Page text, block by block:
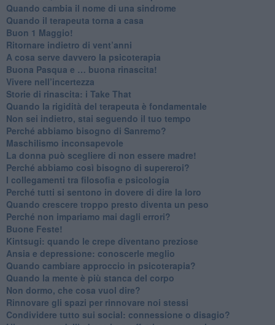
​Quando cambia il nome di una sindrome
​Quando il terapeuta torna a casa
​Buon 1 Maggio!
Ritornare indietro di vent’anni
​A cosa serve davvero la psicoterapia
​Buona Pasqua e … buona rinascita!
​Vivere nell’incertezza
​Storie di rinascita: i Take That
​Quando la rigidità del terapeuta è fondamentale
​Non sei indietro, stai seguendo il tuo tempo
​Perché abbiamo bisogno di Sanremo?
​Maschilismo inconsapevole
​La donna può scegliere di non essere madre!
​Perché abbiamo così bisogno di supereroi?
​I collegamenti tra filosofia e psicologia
​Perché tutti si sentono in dovere di dire la loro
​Quando crescere troppo presto diventa un peso
​Perché non impariamo mai dagli errori?
​Buone Feste!
​Kintsugi: quando le crepe diventano preziose
Ansia e depressione: conoscerle meglio
Quando cambiare approccio in psicoterapia?
​Quando la mente è più stanca del corpo
Non dormo, che cosa vuol dire?
​Rinnovare gli spazi per rinnovare noi stessi
​Condividere tutto sui social: connessione o disagio?